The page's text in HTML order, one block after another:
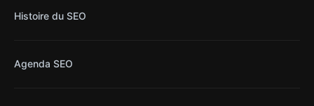
Histoire du SEO
Agenda SEO